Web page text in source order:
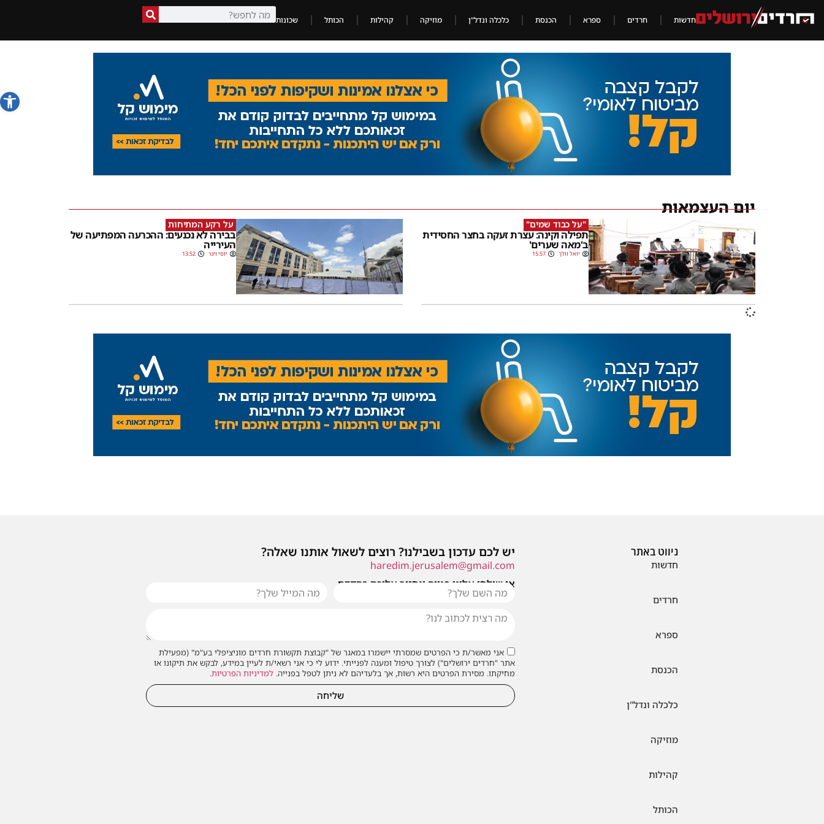
פתח
חדשות חרדים ספרא הכנסת כלכלה ונדל"ן מוזיקה קהילות הכותל שכונות
יום העצמאות
"על כבוד שמים"
תפילה וקינה: עצרת זעקה בחצר החסידית
ב'מאה שערים'
יואל וולך 15:57
על רקע המתיחות
בבירה לא נכנעים: ההכרעה המפתיעה של
העירייה
יוסי וינר 13:52
ניווט באתר
חדשות
חרדים
ספרא
הכנסת
כלכלה ונדל"ן
מוזיקה
קהילות
הכותל
יש לכם עדכון בשבילנו? רוצים לשאול אותנו שאלה?
haredim.jerusalem@gmail.com
או שילחו אלינו פנייה ונחזור אליכם בהקדם
אני מאשר/ת כי הפרטים שמסרתי יישמרו במאגר של "קבוצת תקשורת חרדים מוניציפלי בע"מ" (מפעילת
אתר "חרדים ירושלים") לצורך טיפול ומענה לפנייתי. ידוע לי כי אני רשאי/ת לעיין במידע, לבקש את תיקונו או
מחיקתו. מסירת הפרטים היא רשות, אך בלעדיהם לא ניתן לטפל בפנייה. למדיניות הפרטיות.
שליחה